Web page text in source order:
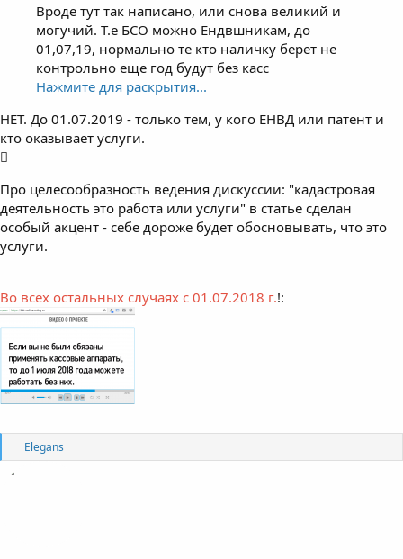
Вроде тут так написано, или снова великий и
могучий. Т.е БСО можно Ендвшникам, до
01,07,19, нормально те кто наличку берет не
контрольно еще год будут без касс
Нажмите для раскрытия...
НЕТ. До 01.07.2019 - только тем, у кого ЕНВД или патент и
кто оказывает услуги.
Про целесообразность ведения дискуссии: "кадастровая
деятельность это работа или услуги" в статье сделан
особый акцент - себе дороже будет обосновывать, что это
услуги.
Во всех остальных случаях с 01.07.2018 г.!:
R
e
Elegans